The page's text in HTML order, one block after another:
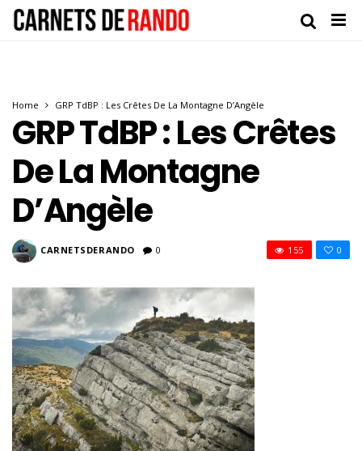
Home GRP TdBP : Les Crêtes De La Montagne D’Angèle
GRP TdBP : Les Crêtes
De La Montagne
D’Angèle
CARNETSDERANDO 0 0
155